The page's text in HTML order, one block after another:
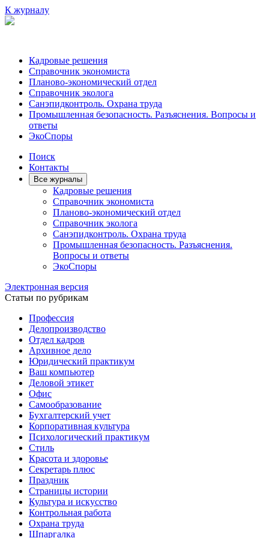
К журналу
Кадровые решения
Справочник экономиста
Планово-экономический отдел
Справочник эколога
Санэпидконтроль. Охрана труда
Промышленная безопасность. Разъяснения. Вопросы и
ответы
ЭкоСпоры
Поиск
Контакты
Все журналы
Кадровые решения
Справочник экономиста
Планово-экономический отдел
Справочник эколога
Санэпидконтроль. Охрана труда
Промышленная безопасность. Разъяснения.
Вопросы и ответы
ЭкоСпоры
Электронная версия
Статьи по рубрикам
Профессия
Делопроизводство
Отдел кадров
Архивное дело
Юридический практикум
Ваш компьютер
Деловой этикет
Офис
Самообразование
Бухгалтерский учет
Корпоративная культура
Психологический практикум
Стиль
Красота и здоровье
Секретарь плюс
Праздник
Страницы истории
Культура и искусство
Контрольная работа
Охрана труда
Шпаргалка